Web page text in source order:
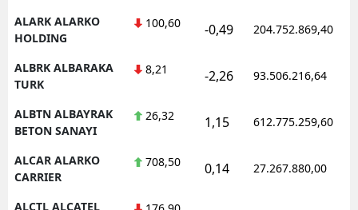
ALARK ALARKO
HOLDING
100,60 -0,49 204.752.869,40
ALBRK ALBARAKA
TURK
8,21 -2,26 93.506.216,64
ALBTN ALBAYRAK
BETON SANAYI
26,32 1,15 612.775.259,60
ALCAR ALARKO
CARRIER
708,50 0,14 27.267.880,00
ALCTL ALCATEL